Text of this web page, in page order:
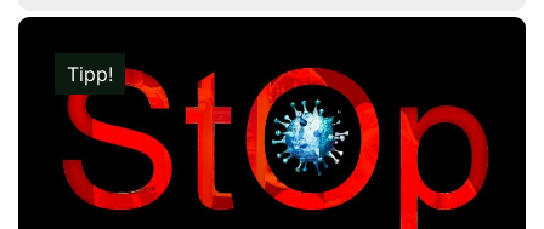
Tipp!